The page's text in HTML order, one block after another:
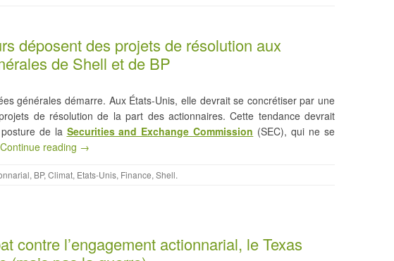
déposent des projets de résolution aux
de Shell et de BP
générales démarre. Aux États-Unis, elle devrait se concrétiser par une
de résolution de la part des actionnaires. Cette tendance devrait
de la Securities and Exchange Commission (SEC), qui ne se
Continue reading →
, BP, Climat, Etats-Unis, Finance, Shell.
contre l’engagement actionnarial, le Texas